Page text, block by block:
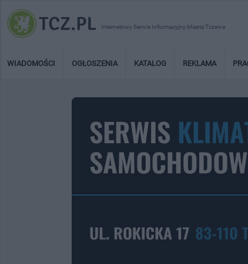
Internetowy Serwis Informacyjny Miasta Tczewa
WIADOMOŚCI OGŁOSZENIA KATALOG REKLAMA